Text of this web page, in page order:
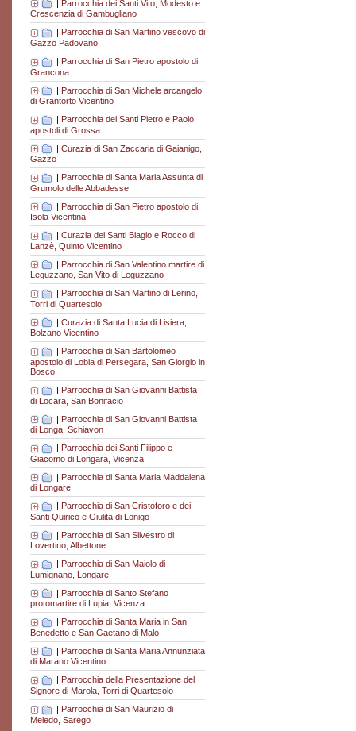
| Parrocchia dei Santi Vito, Modesto e
Crescenzia di Gambugliano
Parrocchia di San Martino vescovo di
Gazzo Padovano
| Parrocchia di San Pietro apostolo di
Grancona
| Parrocchia di San Michele arcangelo
di Grantorto Vicentino
| Parrocchia dei Santi Pietro e Paolo
apostoli di Grossa
| Curazia di San Zaccaria di Gaianigo,
Gazzo
| Parrocchia di Santa Maria Assunta di
Grumolo delle Abbadesse
| Parrocchia di San Pietro apostolo di
Isola Vicentina
Curazia dei Santi Biagio e Rocco di
Lanzè, Quinto Vicentino
| Parrocchia di San Valentino martire di
Leguzzano, San Vito di Leguzzano
Parrocchia di San Martino di Lerino,
Torri di Quartesolo
| Curazia di Santa Lucia di Lisiera,
Bolzano Vicentino
Parrocchia di San Bartolomeo
apostolo di Lobia di Persegara, San Giorgio in
Bosco
| Parrocchia di San Giovanni Battista
di Locara, San Bonifacio
| Parrocchia di San Giovanni Battista
di Longa, Schiavon
| Parrocchia dei Santi Filippo e
Giacomo di Longara, Vicenza
| Parrocchia di Santa Maria Maddalena
di Longare
| Parrocchia di San Cristoforo e dei
Santi Quirico e Giulita di Lonigo
| Parrocchia di San Silvestro di
Lovertino, Albettone
Parrocchia di San Maiolo di
Lumignano, Longare
| Parrocchia di Santo Stefano
protomartire di Lupia, Vicenza
Parrocchia di Santa Maria in San
Benedetto e San Gaetano di Malo
| Parrocchia di Santa Maria Annunziata
di Marano Vicentino
Parrocchia della Presentazione del
Signore di Marola, Torri di Quartesolo
| Parrocchia di San Maurizio di
Meledo, Sarego